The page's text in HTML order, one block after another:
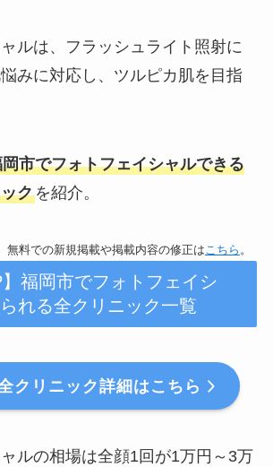
ルは、フラッシュライト照射に
みに対応し、ツルピカ肌を目指
市でフォトフェイシャルできる
クを紹介。
料での新規掲載や掲載内容の修正はこちら 。
】福岡市でフォトフェイシ
れる全クリニック一覧
クリニック詳細はこちら
ルの相場は全顔1回が1万円～3万